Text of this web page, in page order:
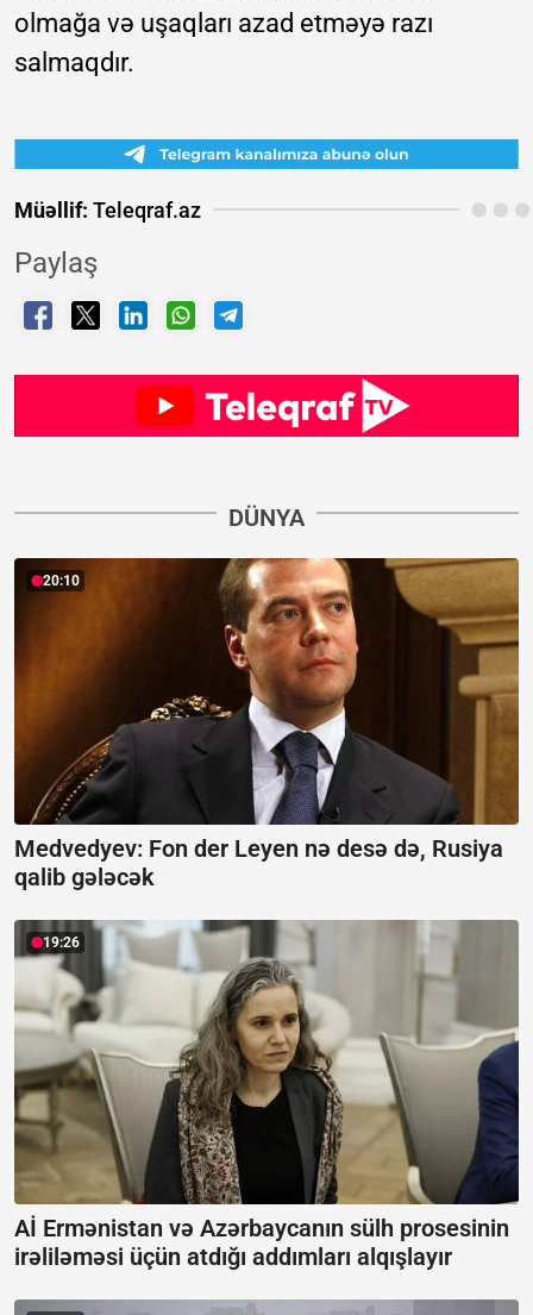
olmağa və uşaqları azad etməyə razı
salmaqdır.
Müəllif: Teleqraf.az
Paylaş
DÜNYA
20:10
Medvedyev: Fon der Leyen nə desə də, Rusiya
qalib gələcək
19:26
Aİ Ermənistan və Azərbaycanın sülh prosesinin
irəliləməsi üçün atdığı addımları alqışlayır